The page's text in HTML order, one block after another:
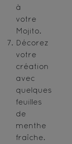
à
votre
Mojito.
Décorez
votre
création
avec
quelques
feuilles
de
menthe
fraîche.